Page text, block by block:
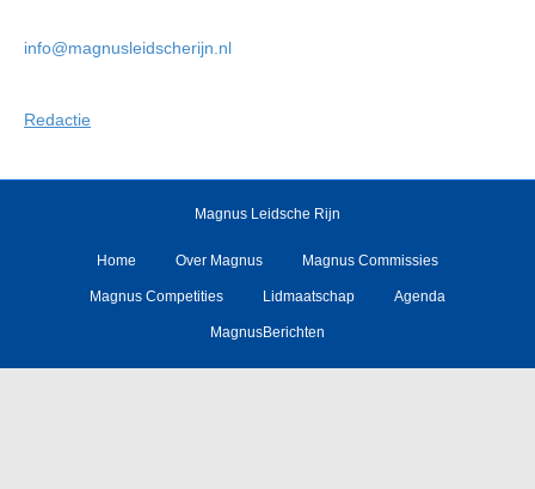
info@magnusleidscherijn.nl
Redactie
Magnus Leidsche Rijn
Home Over Magnus Magnus Commissies
Magnus Competities Lidmaatschap Agenda
MagnusBerichten